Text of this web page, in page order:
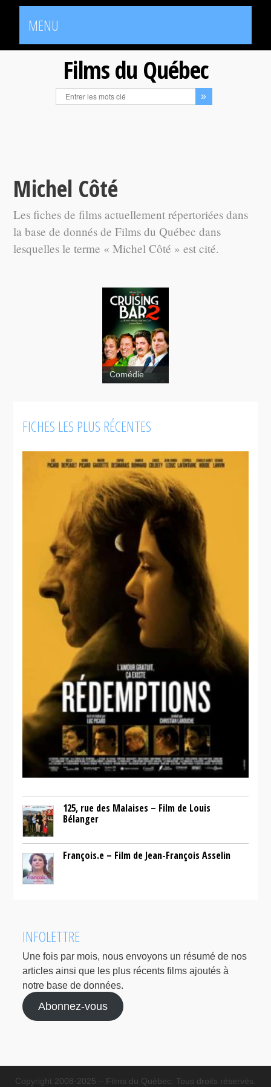
MENU
Films du Québec
Michel Côté
Les fiches de films actuellement répertoriées dans
la base de donnés de Films du Québec dans
lesquelles le terme « Michel Côté » est cité.
Cruising Bar
2
Comédie
FICHES LES PLUS RÉCENTES
125, rue des Malaises – Film de Louis
Bélanger
François.e – Film de Jean-François Asselin
INFOLETTRE
Une fois par mois, nous envoyons un résumé de nos
articles ainsi que les plus récents films ajoutés à
notre base de données.
Abonnez-vous
Copyright 2008-2025 – Films du Québec. Tous droits réservés.